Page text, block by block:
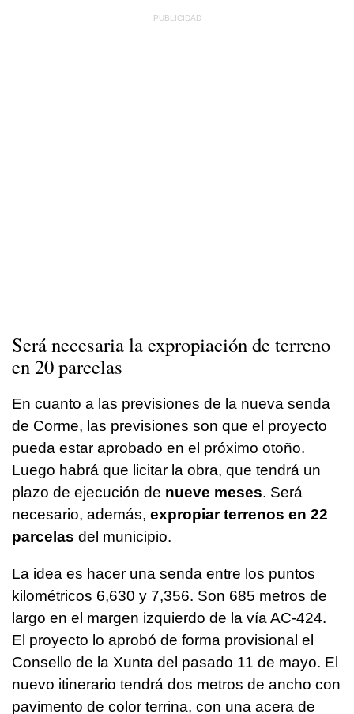
Será necesaria la expropiación de terreno
en 20 parcelas
En cuanto a las previsiones de la nueva senda
de Corme, las previsiones son que el proyecto
pueda estar aprobado en el próximo otoño.
Luego habrá que licitar la obra, que tendrá un
plazo de ejecución de nueve meses. Será
necesario, además, expropiar terrenos en 22
parcelas del municipio.
La idea es hacer una senda entre los puntos
kilométricos 6,630 y 7,356. Son 685 metros de
largo en el margen izquierdo de la vía AC-424.
El proyecto lo aprobó de forma provisional el
Consello de la Xunta del pasado 11 de mayo. El
nuevo itinerario tendrá dos metros de ancho con
pavimento de color terrina, con una acera de